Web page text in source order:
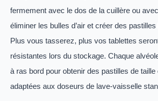
fermement avec le dos de la cuillère ou
éliminer les bulles d’air et créer des
Plus vous tasserez, plus vos tablettes
résistantes lors du stockage. Chaque
à ras bord pour obtenir des pastilles de taille
adaptées aux doseurs de lave-vaisselle